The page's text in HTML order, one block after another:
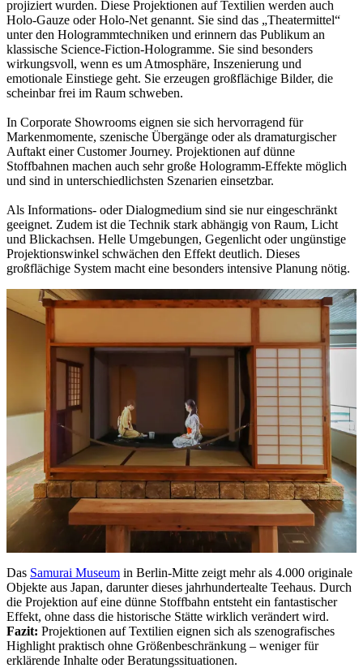
projiziert wurden. Diese Projektionen auf Textilien werden auch
Holo-Gauze oder Holo-Net genannt. Sie sind das „Theatermittel“
unter den Hologrammtechniken und erinnern das Publikum an
klassische Science-Fiction-Hologramme. Sie sind besonders
wirkungsvoll, wenn es um Atmosphäre, Inszenierung und
emotionale Einstiege geht. Sie erzeugen großflächige Bilder, die
scheinbar frei im Raum schweben.
In Corporate Showrooms eignen sie sich hervorragend für
Markenmomente, szenische Übergänge oder als dramaturgischer
Auftakt einer Customer Journey. Projektionen auf dünne
Stoffbahnen machen auch sehr große Hologramm-Effekte möglich
und sind in unterschiedlichsten Szenarien einsetzbar.
Als Informations- oder Dialogmedium sind sie nur eingeschränkt
geeignet. Zudem ist die Technik stark abhängig von Raum, Licht
und Blickachsen. Helle Umgebungen, Gegenlicht oder ungünstige
Projektionswinkel schwächen den Effekt deutlich. Dieses
großflächige System macht eine besonders intensive Planung nötig.
Das Samurai Museum in Berlin-Mitte zeigt mehr als 4.000 originale
Objekte aus Japan, darunter dieses jahrhundertealte Teehaus. Durch
die Projektion auf eine dünne Stoffbahn entsteht ein fantastischer
Effekt, ohne dass die historische Stätte wirklich verändert wird.
Fazit: Projektionen auf Textilien eignen sich als szenografisches
Highlight praktisch ohne Größenbeschränkung – weniger für
erklärende Inhalte oder Beratungssituationen.